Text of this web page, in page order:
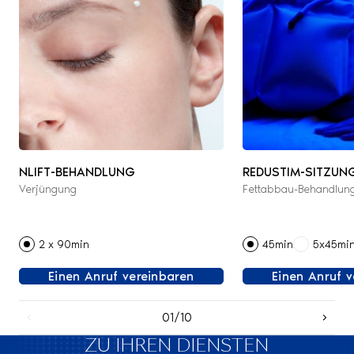
NLIFT-BEHANDLUNG
Verjüngung
2 x 90min
Einen Anruf vereinbaren
REDUSTIM-
Fettabbau-
45min
Einen Anruf
01/10
ZU IHREN DIENSTEN